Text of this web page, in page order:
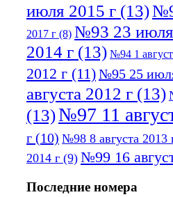
июля 2015 г (13)
2017 г (8) №93 23
2014 г (13) №94 1
2012 г (11)№95 25
августа 2012 г (13)
(13)№97 11
г (10) №98 8 августа 2013
2014 г (9) №99 16
Последние номера